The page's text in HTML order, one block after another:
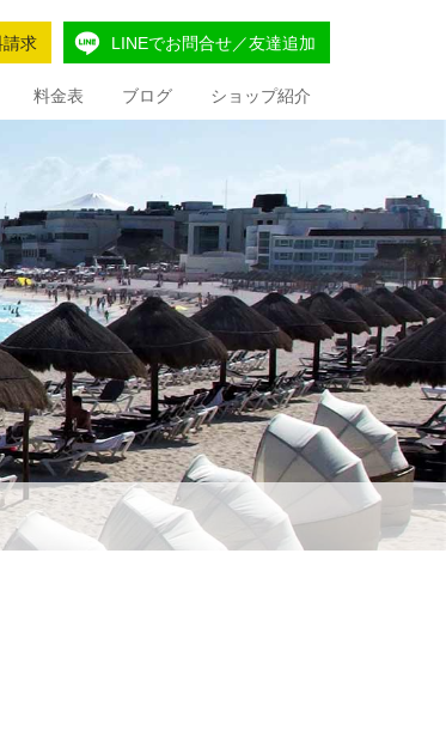
請求 LINEでお問合せ／友達追加
料金表 ブログ ショップ紹介